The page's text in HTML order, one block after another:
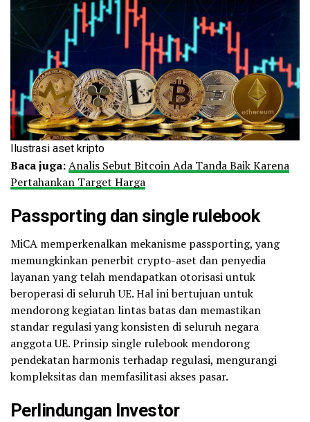
Ilustrasi aset kripto
Baca juga:Analis Sebut Bitcoin Ada Tanda Baik Karena
Pertahankan Target Harga
Passporting dan single rulebook
MiCA memperkenalkan mekanisme passporting, yang
memungkinkan penerbit crypto-aset dan penyedia
layanan yang telah mendapatkan otorisasi untuk
beroperasi di seluruh UE. Hal ini bertujuan untuk
mendorong kegiatan lintas batas dan memastikan
standar regulasi yang konsisten di seluruh negara
anggota UE. Prinsip single rulebook mendorong
pendekatan harmonis terhadap regulasi, mengurangi
kompleksitas dan memfasilitasi akses pasar.
Perlindungan Investor